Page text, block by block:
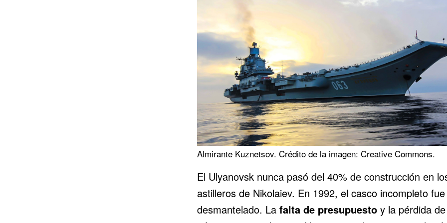
Almirante Kuznetsov. Crédito de la imagen: Creative Commons.
El Ulyanovsk nunca pasó del 40% de construcción en
astilleros de Nikolaiev. En 1992, el casco incompleto fue
desmantelado. La falta de presupuestoy la pérdida de